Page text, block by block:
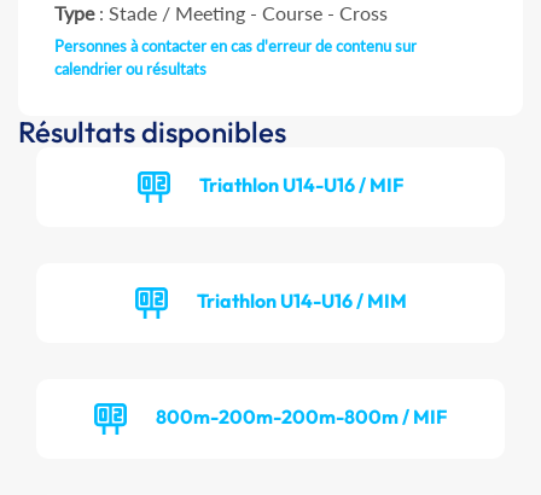
Type: Stade / Meeting - Course - Cross
Personnes à contacter en cas d'erreur de contenu sur
calendrier ou résultats
Résultats disponibles
Triathlon U14-U16 / MIF
Triathlon U14-U16 / MIM
800m-200m-200m-800m / MIF